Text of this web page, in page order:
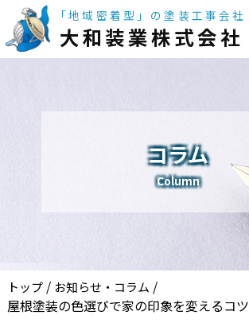
「地域密着型」の塗装工事会社
大和装業株式会社
コラム
Column
トップ/ お知らせ・コラム /
屋根塗装の色選びで家の印象を変えるコツ